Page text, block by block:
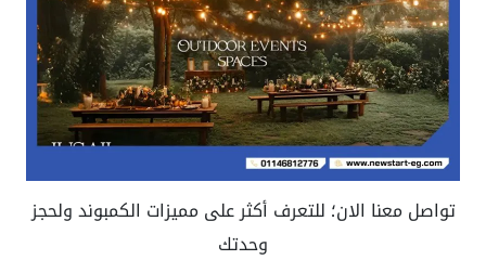
تواصل معنا الان؛ للتعرف أكثر على مميزات الكمبوند ولحجز
وحدتك